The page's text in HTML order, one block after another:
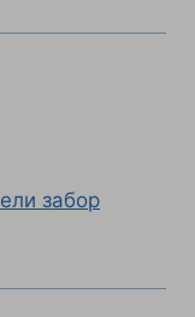
забор